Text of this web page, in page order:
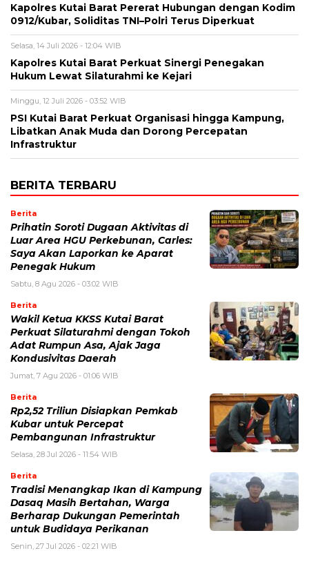
Kapolres Kutai Barat Pererat Hubungan dengan Kodim
0912/Kubar, Soliditas TNI–Polri Terus Diperkuat
Selasa, 14 Juli 2026 - 12:04 WIB
Kapolres Kutai Barat Perkuat Sinergi Penegakan
Hukum Lewat Silaturahmi ke Kejari
Minggu, 12 Juli 2026 - 03:52 WIB
PSI Kutai Barat Perkuat Organisasi hingga Kampung,
Libatkan Anak Muda dan Dorong Percepatan
Infrastruktur
BERITA TERBARU
Berita
Prihatin Soroti Dugaan Aktivitas di
Luar Area HGU Perkebunan, Carles:
Saya Akan Laporkan ke Aparat
Penegak Hukum
Sabtu, 8 Agu 2026 - 03:02 WIB
Berita
Wakil Ketua KKSS Kutai Barat
Perkuat Silaturahmi dengan Tokoh
Adat Rumpun Asa, Ajak Jaga
Kondusivitas Daerah
Jumat, 7 Agu 2026 - 01:06 WIB
Berita
Rp2,52 Triliun Disiapkan Pemkab
Kubar untuk Percepat
Pembangunan Infrastruktur
Selasa, 28 Jul 2026 - 11:54 WIB
Berita
Tradisi Menangkap Ikan di Kampung
Dasaq Masih Bertahan, Warga
Berharap Dukungan Pemerintah
untuk Budidaya Perikanan
Senin, 27 Jul 2026 - 02:21 WIB